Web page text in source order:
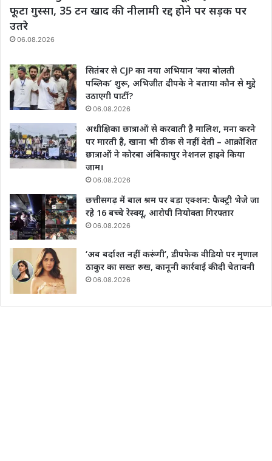
फूटा गुस्सा, 35 टन खाद की नीलामी रद्द होने पर सड़क पर
उतरे
06.08.2026
सितंबर से CJP का नया अभियान ‘क्या बोलती
पब्लिक’ शुरू, अभिजीत दीपके ने बताया कौन से मुद्दे
उठाएगी पार्टी?
06.08.2026
अधीक्षिका छात्राओं से करवाती है मालिश, मना करने
पर मारती है, खाना भी ठीक से नहीं देती – आक्रोशित
छात्राओं ने कोरबा अंबिकापुर नेशनल हाइवे किया
जाम।
06.08.2026
छत्तीसगढ़ में बाल श्रम पर बड़ा एक्शन: फैक्ट्री भेजे जा
रहे 16 बच्चे रेस्क्यू, आरोपी नियोक्ता गिरफ्तार
06.08.2026
‘अब बर्दाश्त नहीं करूंगी’, डीपफेक वीडियो पर मृणाल
ठाकुर का सख्त रुख, कानूनी कार्रवाई की दी चेतावनी
06.08.2026